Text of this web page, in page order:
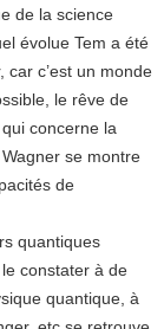
de la science
évolue Tem a été
c’est un monde
le rêve de
concerne la
se montre
de
quantiques
constater à de
quantique, à